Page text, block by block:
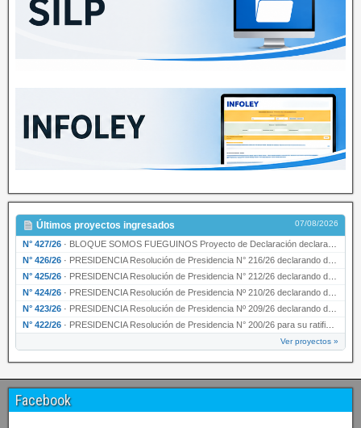
Últimos proyectos ingresados 07/08/2026
N° 427/26 · BLOQUE SOMOS FUEGUINOS Proyecto de Declaración declarando de interés provincial PRESIDENCI…
N° 426/26 · PRESIDENCIA Resolución de Presidencia N° 216/26 declarando de interés provincial la labor …
N° 425/26 · PRESIDENCIA Resolución de Presidencia N° 212/26 declarando de interés provincial el “50° A…
N° 424/26 · PRESIDENCIA Resolución de Presidencia Nº 210/26 declarando de interés provincial el proyec…
N° 423/26 · PRESIDENCIA Resolución de Presidencia Nº 209/26 declarando de interés provincial la presen…
N° 422/26 · PRESIDENCIA Resolución de Presidencia N° 200/26 para su ratificación.
Ver proyectos »
Facebook